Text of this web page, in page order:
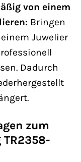
von einem
Bringen
Juwelier
Dadurch
zum